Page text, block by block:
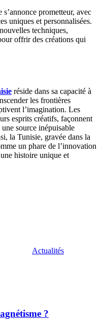
prometteur, avec
uniques et personnalisées.
techniques,
offrir des créations qui
réside dans sa capacité à
les frontières
l’imagination. Les
esprits créatifs, façonnent
source inépuisable
la Tunisie, gravée dans la
un phare de l’innovation
histoire unique et
Actualités
?